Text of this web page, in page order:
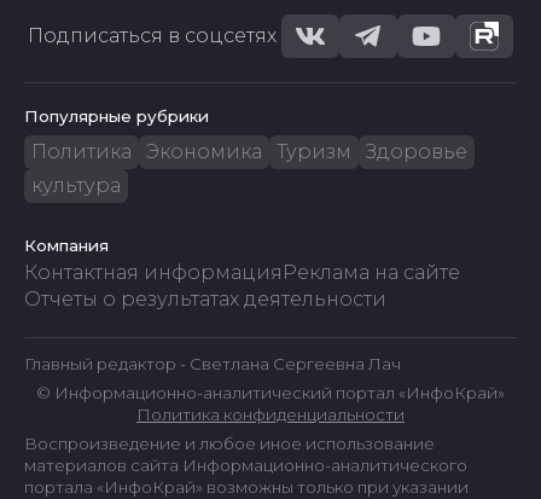
Подписаться в соцсетях
Популярные рубрики
Политика Экономика Туризм
Здоровье
культура
Компания
Контактная информация Реклама на сайте
Отчеты о результатах деятельности
Главный редактор - Светлана Сергеевна Лач
© Информационно-аналитический портал «ИнфоКрай»
Политика конфиденциальности
Воспроизведение и любое иное использование
материалов сайта Информационно-аналитического
портала «ИнфоКрай» возможны только при указании